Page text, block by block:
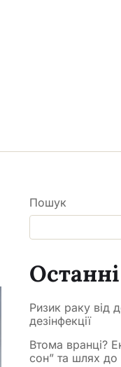
Пошук
Ризик раку від
дезінфекції
Втома вранці?
сон” та шлях до